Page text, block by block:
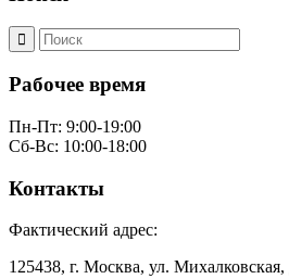
Рабочее время
Пн-Пт: 9:00-19:00
Сб-Вс: 10:00-18:00
Контакты
Фактический адрес:
125438, г. Москва, ул.